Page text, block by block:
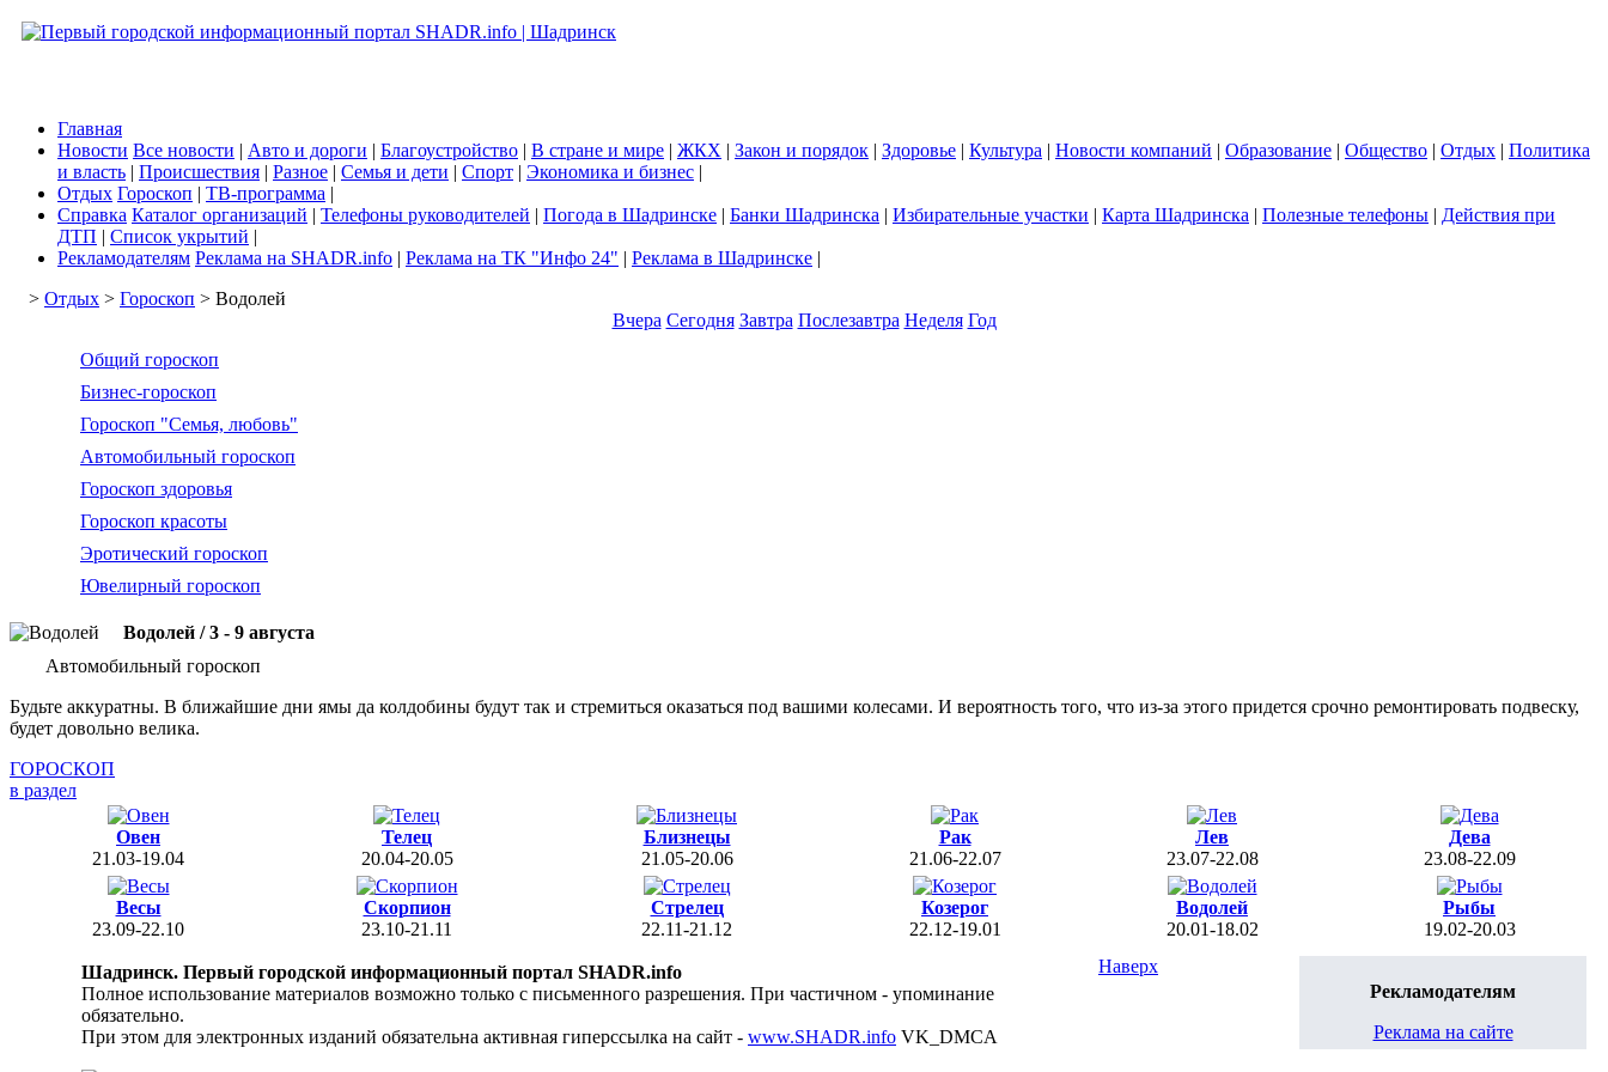
Главная
Новости Все новости | Авто и дороги | Благоустройство | В стране и мире | ЖКХ | Закон и порядок | Здоровье | Культура | Новости компаний | Образование | Общество | Отдых | Политика
и власть | Происшествия | Разное | Семья и дети | Спорт | Экономика и бизнес |
Отдых Гороскоп | ТВ-программа |
Справка Каталог организаций | Телефоны руководителей | Погода в Шадринске | Банки Шадринска | Избирательные участки | Карта Шадринска | Полезные телефоны | Действия при
ДТП | Список укрытий |
Рекламодателям Реклама на SHADR.info | Реклама на ТК "Инфо 24" | Реклама в Шадринске |
> Отдых > Гороскоп > Водолей
Вчера Сегодня Завтра Послезавтра Неделя Год
Общий гороскоп
Бизнес-гороскоп
Гороскоп "Семья, любовь"
Автомобильный гороскоп
Гороскоп здоровья
Гороскоп красоты
Эротический гороскоп
Ювелирный гороскоп
Водолей / 3 - 9 августа
Автомобильный гороскоп
Будьте аккуратны. В ближайшие дни ямы да колдобины будут так и стремиться оказаться под вашими колесами. И вероятность того, что из-за этого придется срочно ремонтировать подвеску,
будет довольно велика.
ГОРОСКОП
в раздел
Овен
21.03-19.04
Телец
20.04-20.05
Близнецы
21.05-20.06
Рак
21.06-22.07
Лев
23.07-22.08
Дева
23.08-22.09
Весы
23.09-22.10
Скорпион
23.10-21.11
Стрелец
22.11-21.12
Козерог
22.12-19.01
Водолей
20.01-18.02
Рыбы
19.02-20.03
Шадринск. Первый городской информационный портал SHADR.info
Полное использование материалов возможно только с письменного разрешения. При частичном - упоминание
обязательно.
При этом для электронных изданий обязательна активная гиперссылка на сайт - www.SHADR.info VK_DMCA
Рекламодателям
Реклама на сайте
Наверх